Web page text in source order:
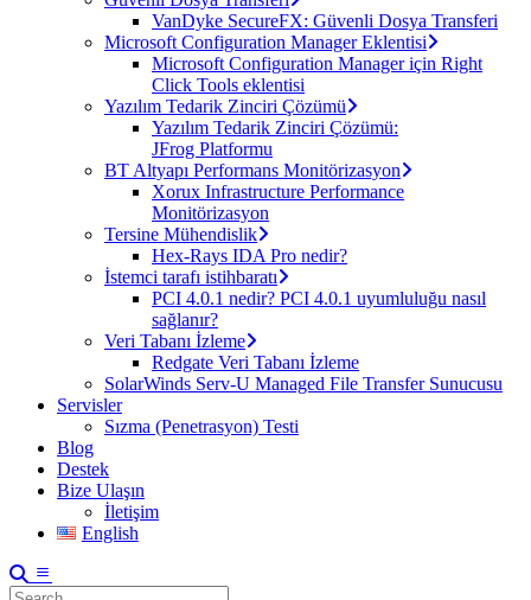
VanDyke SecureFX: Güvenli Dosya Transferi
Microsoft Configuration Manager Eklentisi
Microsoft Configuration Manager için Right
Click Tools eklentisi
Yazılım Tedarik Zinciri Çözümü
Yazılım Tedarik Zinciri Çözümü:
JFrog Platformu
BT Altyapı Performans Monitörizasyon
Xorux Infrastructure Performance
Monitörizasyon
Tersine Mühendislik
Hex-Rays IDA Pro nedir?
İstemci tarafı istihbaratı
PCI 4.0.1 nedir? PCI 4.0.1 uyumluluğu nasıl
sağlanır?
Veri Tabanı İzleme
Redgate Veri Tabanı İzleme
SolarWinds Serv-U Managed File Transfer Sunucusu
Servisler
Sızma (Penetrasyon) Testi
Blog
Destek
Bize Ulaşın
İletişim
English